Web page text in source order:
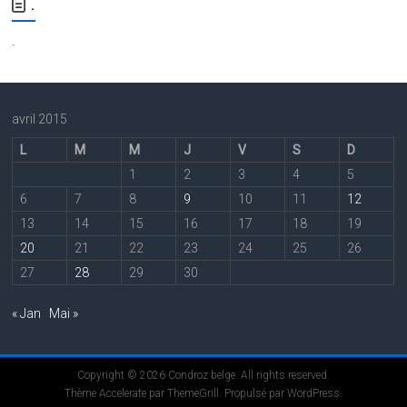
.
avril 2015
L M M J V S
D
1
2 3 4
5
6
7 8 9 10 11
12
13
14 15 16 17 18
19
20
21 22 23 24 25
26
27
28 29 30
« Jan Mai »
Copyright © 2026 Condroz belge. All rights reserved.
Thème Acceleratepar ThemeGrill. Propulsé par WordPress.